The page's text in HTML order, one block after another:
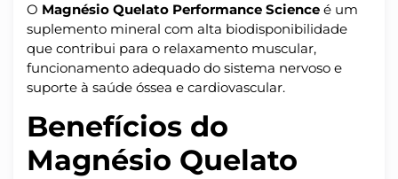
O Magnésio Quelato Performance Science é um
suplemento mineral com alta biodisponibilidade
que contribui para o relaxamento muscular,
funcionamento adequado do sistema nervoso e
suporte à saúde óssea e cardiovascular.
Benefícios do
Magnésio Quelato